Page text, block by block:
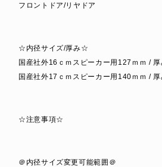
フロントドア/リヤドア
☆内径サイズ/厚み☆
国産社外16ｃｍスピーカー用127ｍｍ / 厚
国産社外17ｃｍスピーカー用140ｍｍ / 厚
☆注意事項☆
＠内径サイズ変更可能範囲＠